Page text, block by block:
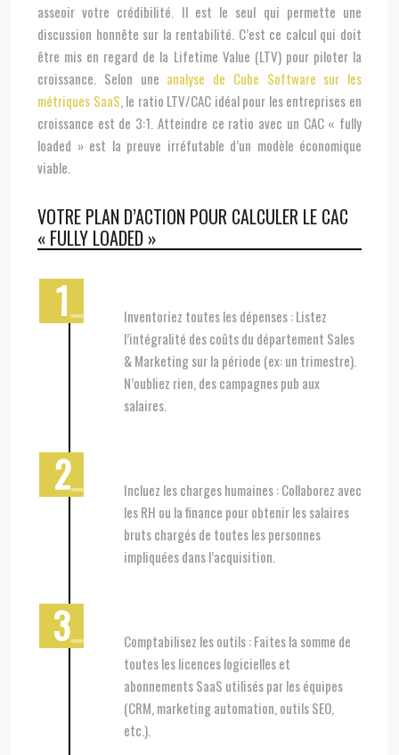
asseoir votre crédibilité. Il est le seul qui permette une
discussion honnête sur la rentabilité. C’est ce calcul qui doit
être mis en regard de la Lifetime Value (LTV) pour piloter la
croissance. Selon une analyse de Cube Software sur les
métriques SaaS , le ratio LTV/CAC idéal pour les entreprises en
croissance est de 3:1. Atteindre ce ratio avec un CAC « fully
loaded » est la preuve irréfutable d’un modèle économique
viable.
VOTRE PLAN D’ACTION POUR CALCULER LE CAC
« FULLY LOADED »
Inventoriez toutes les dépenses : Listez
l’intégralité des coûts du département Sales
& Marketing sur la période (ex: un trimestre).
N’oubliez rien, des campagnes pub aux
salaires.
Incluez les charges humaines : Collaborez avec
les RH ou la finance pour obtenir les salaires
bruts chargés de toutes les personnes
impliquées dans l’acquisition.
Comptabilisez les outils : Faites la somme de
toutes les licences logicielles et
abonnements SaaS utilisés par les équipes
(CRM, marketing automation, outils SEO,
etc.).